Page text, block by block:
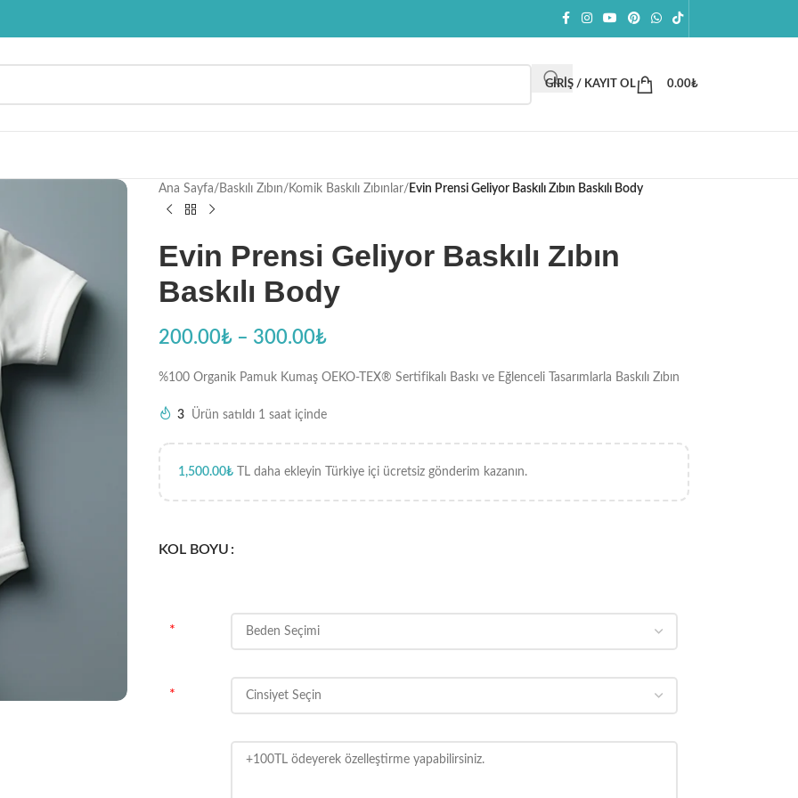
GIRIŞ / KAYIT OL 0.00₺
Ana Sayfa/ Baskılı Zıbın/ Komik Baskılı Zıbınlar/ Evin Prensi Geliyor Baskılı Zıbın Baskılı Body
Evin Prensi Geliyor Baskılı Zıbın
Baskılı Body
200.00₺ – 300.00₺
%100 Organik Pamuk Kumaş OEKO-TEX® Sertifikalı Baskı ve Eğlenceli Tasarımlarla Baskılı Zıbın
3 Ürün satıldı 1 saat içinde
1,500.00₺TL daha ekleyin Türkiye içi ücretsiz gönderim kazanın.
KOL BOYU
*
*